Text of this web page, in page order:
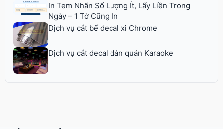
In Tem Nhãn Số Lượng Ít, Lấy Liền Trong
Ngày – 1 Tờ Cũng In
Dịch vụ cắt bế decal xi Chrome
Dịch vụ cắt decal dán quán Karaoke